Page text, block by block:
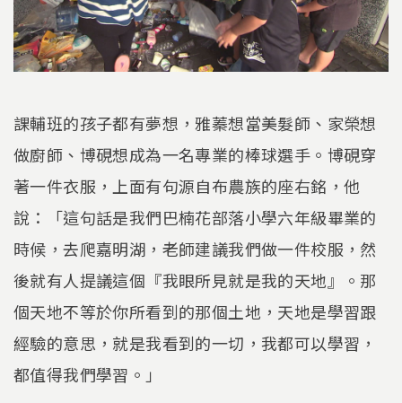
課輔班的孩子都有夢想，雅蓁想當美髮師、家榮想
做廚師、博硯想成為一名專業的棒球選手。博硯穿
著一件衣服，上面有句源自布農族的座右銘，他
說：「這句話是我們巴楠花部落小學六年級畢業的
時候，去爬嘉明湖，老師建議我們做一件校服，然
後就有人提議這個『我眼所見就是我的天地』。那
個天地不等於你所看到的那個土地，天地是學習跟
經驗的意思，就是我看到的一切，我都可以學習，
都值得我們學習。」